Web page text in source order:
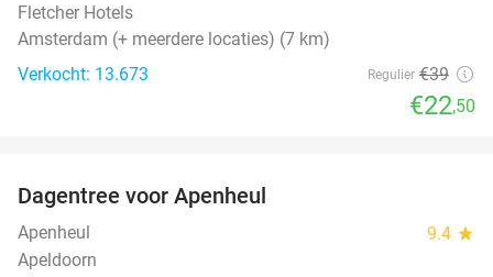
Fletcher Hotels
Amsterdam (+ meerdere locaties) (7 km)
Verkocht: 13.673
Regulier €39
€22,50
Dagentree voor Apenheul
Apenheul 9.4 star
Apeldoorn